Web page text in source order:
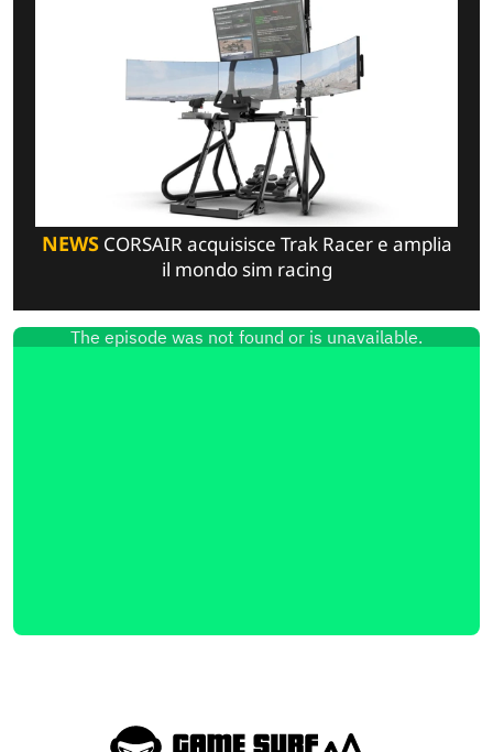
NEWSCORSAIR acquisisce Trak Racer e amplia
il mondo sim racing